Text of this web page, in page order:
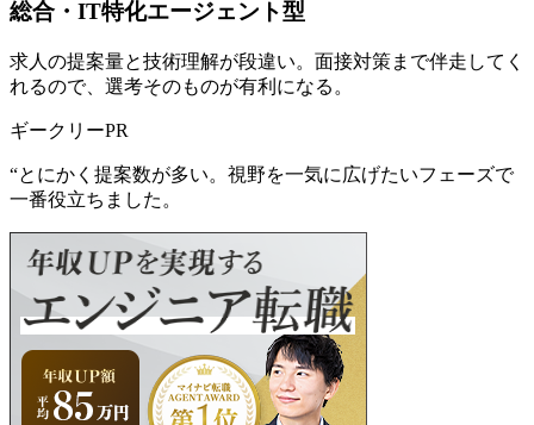
総合・IT特化エージェント型
求人の提案量と技術理解が段違い。面接対策まで伴走してく
れるので、選考そのものが有利になる。
ギークリーPR
“とにかく提案数が多い。視野を一気に広げたいフェーズで
一番役立ちました。